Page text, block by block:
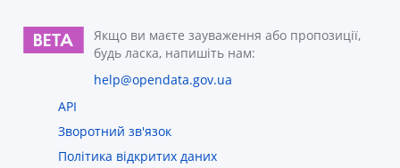
Якщо ви маєте зауваження або пропозиції,
будь ласка, напишіть нам:
help@opendata.gov.ua
API
Зворотний зв'язок
Політика відкритих даних